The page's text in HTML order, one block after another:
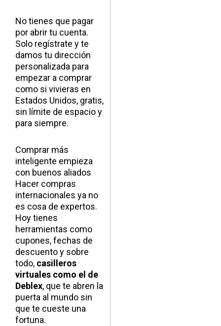
No tienes que pagar
por abrir tu cuenta.
Solo regístrate y te
damos tu dirección
personalizada para
empezar a comprar
como si vivieras en
Estados Unidos, gratis,
sin límite de espacio y
para siempre.
Comprar más
inteligente empieza
con buenos aliados
Hacer compras
internacionales ya no
es cosa de expertos.
Hoy tienes
herramientas como
cupones, fechas de
descuento y sobre
todo, casilleros
virtuales como el de
Deblex, que te abren la
puerta al mundo sin
que te cueste una
fortuna.